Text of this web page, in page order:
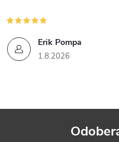
Erik Pompa
1.8.2026